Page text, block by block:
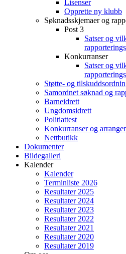
Lisenser
Opprette ny klubb
Søknadsskjemaer og
Post 3
Satser og
Konkurranser
Satser og
Støtte- og
Samordnet søknad og
Barneidrett
Ungdomsidrett
Politiattest
Konkurranser og
Nettbutikk
Dokumenter
Bildegalleri
Kalender
Kalender
Terminliste 2026
Resultater 2025
Resultater 2024
Resultater 2023
Resultater 2022
Resultater 2021
Resultater 2020
Resultater 2019